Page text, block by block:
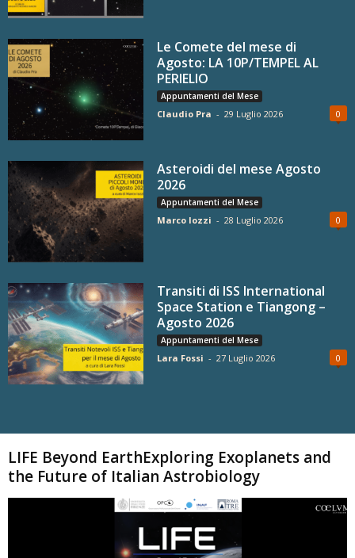
Le Comete del mese di
Agosto: LA 10P/TEMPEL AL
PERIELIO
Appuntamenti del Mese
Claudio Pra - 29 Luglio 2026 0
Asteroidi del mese Agosto
2026
Appuntamenti del Mese
Marco Iozzi - 28 Luglio 2026 0
Transiti di ISS International
Space Station e Tiangong –
Agosto 2026
Appuntamenti del Mese
Lara Fossi - 27 Luglio 2026 0
LIFE Beyond EarthExploring Exoplanets and
the Future of Italian Astrobiology